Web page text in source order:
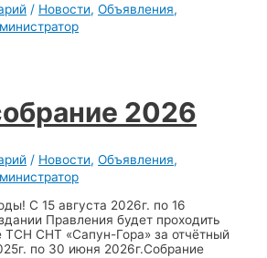
/ Новости,Объявления,
2026
/ Новости,Объявления,
С 15 августа 2026г. по 16
Правления будет проходить
ТСН СНТ «Сапун-Гора» за отчётный
по 30 июня 2026г.Собрание